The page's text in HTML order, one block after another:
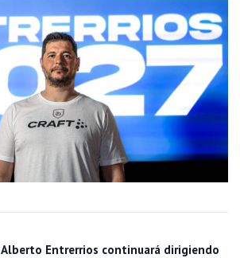
Alberto Entrerrios continuará dirigiendo